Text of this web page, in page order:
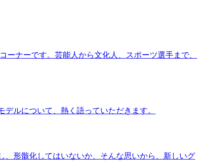
ナーです。芸能人から文化人、スポーツ選手まで、
ルについて、熱く語っていただきます。
形骸化してはいないか、そんな思いから、新しいグ